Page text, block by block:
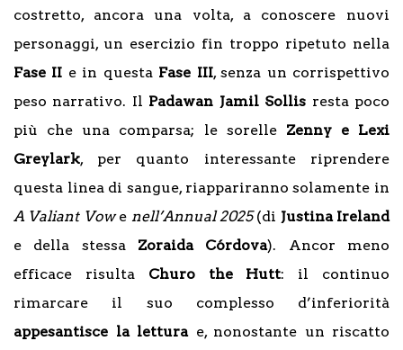
costretto, ancora una volta, a conoscere nuovi
personaggi, un esercizio fin troppo ripetuto nella
Fase II e in questa Fase III, senza un corrispettivo
peso narrativo. Il Padawan Jamil Sollis resta poco
più che una comparsa; le sorelle Zenny e Lexi
Greylark, per quanto interessante riprendere
questa linea di sangue, riappariranno solamente in
A Valiant Vowe nell’Annual 2025(di Justina Ireland
e della stessa Zoraida Córdova). Ancor meno
efficace risulta Churo the Hutt: il continuo
rimarcare il suo complesso d’inferiorità
appesantisce la letturae, nonostante un riscatto